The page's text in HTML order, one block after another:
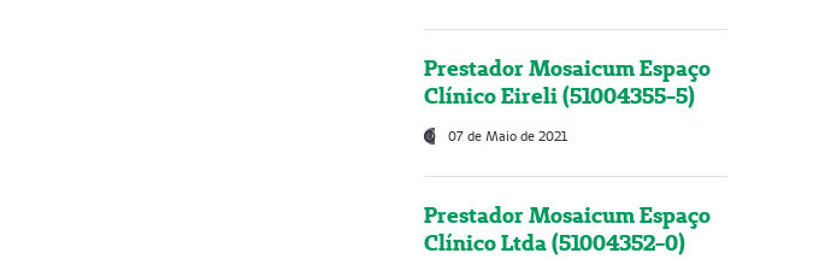
Prestador Mosaicum Espaço
Clínico Eireli (51004355-5)
07 de Maio de 2021
Prestador Mosaicum Espaço
Clínico Ltda (51004352-0)